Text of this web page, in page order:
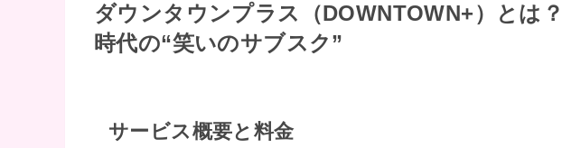
ダウンタウンプラス（DOWNTOWN+）とは
時代の“笑いのサブスク”
サービス概要と料金